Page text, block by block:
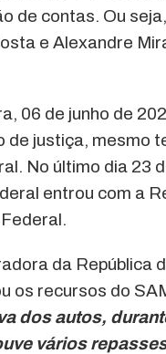
de contas. Ou
e Alexandre
06 de junho de
justiça, mesmo
No último dia 23
entrou com a
da República
os recursos do
dos autos,
vários